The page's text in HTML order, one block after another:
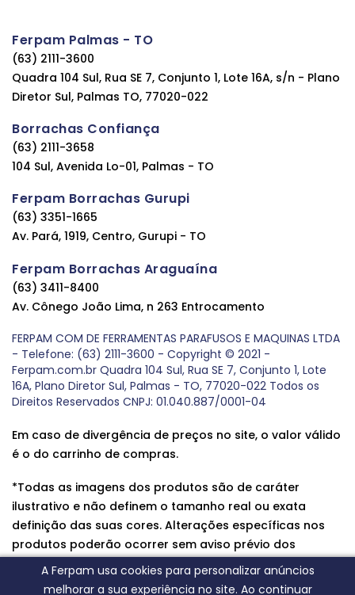
A Ferpam usa cookies para personalizar anúncios
melhorar a sua experiência no site. Ao continuar
Ferpam Palmas - TO
(63) 2111-3600
Quadra 104 Sul, Rua SE 7, Conjunto 1, Lote 16A, s/n - Plano
Diretor Sul, Palmas TO, 77020-022
Borrachas Confiança
(63) 2111-3658
104 Sul, Avenida Lo-01, Palmas - TO
Ferpam Borrachas Gurupi
(63) 3351-1665
Av. Pará, 1919, Centro, Gurupi - TO
Ferpam Borrachas Araguaína
(63) 3411-8400
Av. Cônego João Lima, n 263 Entrocamento
FERPAM COM DE FERRAMENTAS PARAFUSOS E MAQUINAS LTDA
- Telefone: (63) 2111-3600 - Copyright © 2021 -
Ferpam.com.br Quadra 104 Sul, Rua SE 7, Conjunto 1, Lote
16A, Plano Diretor Sul, Palmas - TO, 77020-022 Todos os
Direitos Reservados CNPJ: 01.040.887/0001-04
Em caso de divergência de preços no site, o valor válido
é o do carrinho de compras.
*Todas as imagens dos produtos são de caráter
ilustrativo e não definem o tamanho real ou exata
definição das suas cores. Alterações específicas nos
produtos poderão ocorrer sem aviso prévio dos
fornecedores, qualquer dúvida sobre nossos produtos
entre em contato conosco.